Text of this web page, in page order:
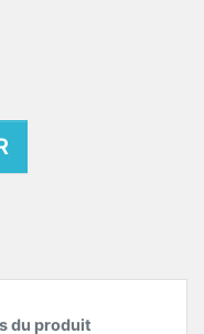
du produit